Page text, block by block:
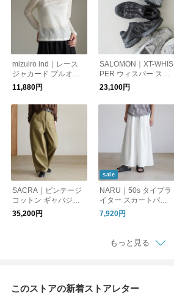
mizuiro ind｜レース
ジャカード プルオー
バー カットレース素
材 長袖 レイヤード lac
e jacquard P/O 3-210
070 ミズイロインド
11,880円
SALOMON｜XT-WHIS
PER ウィスパー スニ
ーカー シューズ スポ
ーツスタイルシューズ
厚底 靴 L47762000 L
47801400 L4797890
0 L49219300 サロモ
23,100円
SACRA｜ビンテージ
コットン ギャバジン
パンツ ボトムス VINT
AGE COTTON GABA
35,200円
sale
NARU｜50s タイプラ
イター スカートパン
ツ ワイドパンツ イー
ジーパンツ 661905 ナ
7,920円
もっと見る
このストアの新着ストアレター